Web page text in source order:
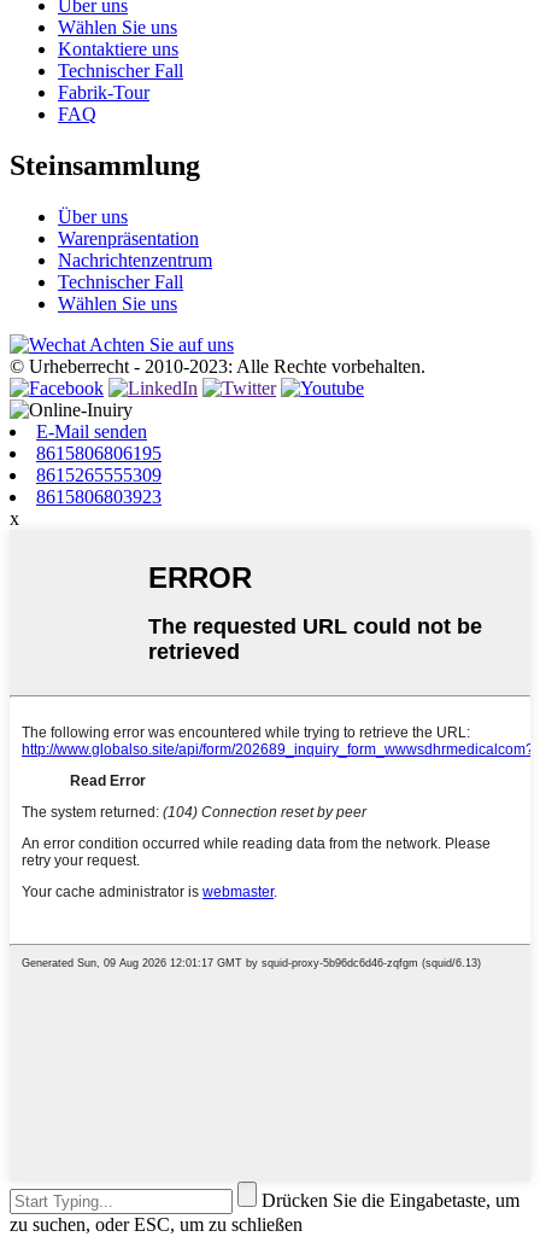
Über uns
Wählen Sie uns
Kontaktiere uns
Technischer Fall
Fabrik-Tour
FAQ
Steinsammlung
Über uns
Warenpräsentation
Nachrichtenzentrum
Technischer Fall
Wählen Sie uns
Achten Sie auf uns
© Urheberrecht - 2010-2023: Alle Rechte vorbehalten.
E-Mail senden
8615806806195
8615265555309
8615806803923
x
Drücken Sie die Eingabetaste, um
zu suchen, oder ESC, um zu schließen